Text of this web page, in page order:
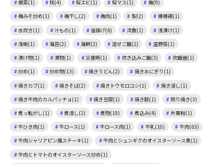
根菜(1) 桃(4) 桜エビ(1) 桜マス(1)
梅(9)
梅みそ炒め(1)
梅干し(2) 梅肉(1) 梨(2)
棒棒鶏(1)
水炊き(1)
汁もの(1) 油揚げ(6) 洋食(1)
浅漬け(1)
浅蜊(1)
海苔(2) 海鮮(2) 混ぜご飯(2)
温野菜(1)
漬け物(1)
漬物(1) 災害時(1) 炊き込みご飯(3)
炊飯器(1)
炒め(1)
炒め物(13) 焼きうどん(2)
焼きおにぎり(1)
焼きカブ(1)
焼きそば(2) 焼きトウモロコシ(1)
焼き浸し(1)
焼き牛肉のカルパッチョ(1)
焼き豆腐(1) 焼き麩(1)
照り焼き(3)
煮っ転がし(1)
煮浸し(2) 煮物(19) 煮込み(4)
片栗粉(1)
牛ひき肉(1)
牛ロース(1) 牛ロース肉(1) 牛乳(10)
牛肉(63)
牛肉シャリアピン風ステーキ(1)
牛肉とシュンギクのオイスターソース煮(1)
牛肉とトマトのオイスターソース炒め(1)